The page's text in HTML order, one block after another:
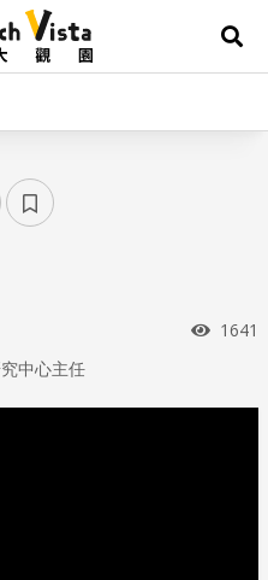
展
瀏覽
1641
中心主任